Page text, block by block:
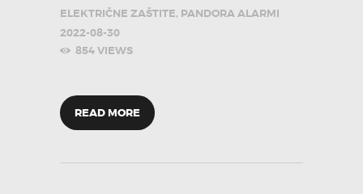
ELEKTRIČNE ZAŠTITE, PANDORA ALARMI
2022-08-30
854VIEWS
READ MORE